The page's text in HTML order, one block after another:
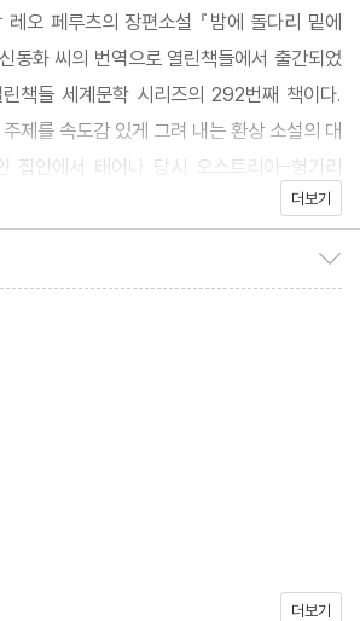
오 페루츠의 장편소설 『밤에 돌다리 밑에
동화 씨의 번역으로 열린책들에서 출간되었
책들 세계문학 시리즈의 292번째 책이다.
제를 속도감 있게 그려 내는 환상 소설의 대
집안에서 태어나 당시 오스트리아-헝가리
작품들의 번역이 활발히 이루어지지 않았으
스, 이탈로 칼비노, 앨프리드 히치콕, 그레
등 세계의 많은 문호와 거장 들이 그의 작품
낸 바 있다. 환상성과 서스펜스가 두드러지는
설, 추리 소설, 범죄 소설, 역사 소설 등 오늘
특성을 지니며, 문학성과 재미를 두루 갖추
밤에 돌다리 밑에서』는 페루츠 생전 마지막
의 문학 세계를 집대성하는 단편들로 이루
기 프라하성 주변 유대인 도시를 배경으로
짜 황제 루돌프 2세와 유대인 에스터의 엇갈
더보기
더보기